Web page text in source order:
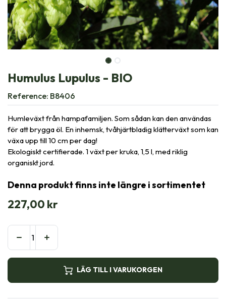
Humulus Lupulus - BIO
Reference: B8406
Humleväxt från hampafamiljen. Som sådan kan den användas
för att brygga öl. En inhemsk, tvåhjärtbladig klätterväxt som kan
växa upp till 10 cm per dag!
Ekologiskt certifierade. 1 växt per kruka, 1,5 l, med riklig
organiskt jord.
Denna produkt finns inte längre i sortimentet
227,00 kr
LÄG TILL I VARUKORGEN